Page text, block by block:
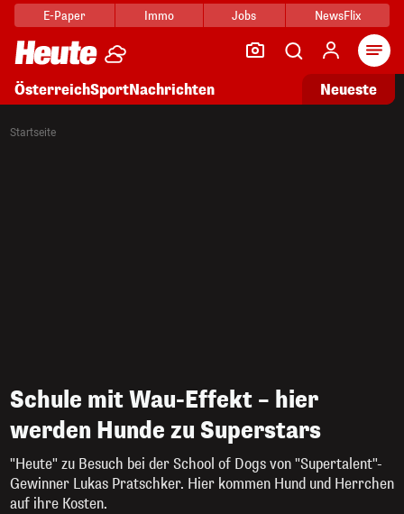
E-Paper Immo Jobs NewsFlix
ÖsterreichSportNachrichten Neueste
Startseite
Schule mit Wau-Effekt – hier
werden Hunde zu Superstars
"Heute" zu Besuch bei der School of Dogs von "Supertalent"-
Gewinner Lukas Pratschker. Hier kommen Hund und Herrchen
auf ihre Kosten.